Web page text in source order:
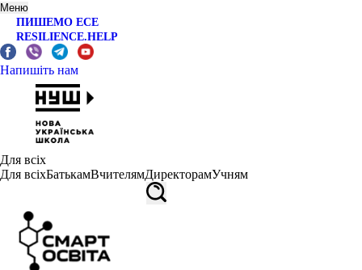
Меню
ПИШЕМО ЕСЕ
RESILIENCE.HELP
Напишіть нам
Для всіх
Для всіхБатькамВчителямДиректорамУчням